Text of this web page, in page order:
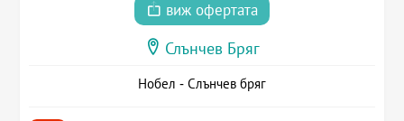
виж офертата
Слънчев Бряг
Нобел - Слънчев бряг